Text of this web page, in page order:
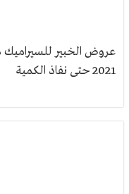
2021 حتى نفاذ الكمية